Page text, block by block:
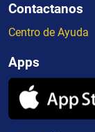
Contactanos
Centro de Ayuda
Apps